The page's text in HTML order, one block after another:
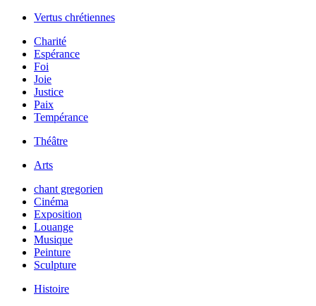
Vertus chrétiennes
Charité
Espérance
Foi
Joie
Justice
Paix
Tempérance
Théâtre
Arts
chant gregorien
Cinéma
Exposition
Louange
Musique
Peinture
Sculpture
Histoire